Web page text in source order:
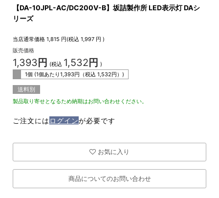
【DA-10JPL-AC/DC200V-B】坂詰製作所 LED表示灯 DAシ
リーズ
当店通常価格 1,815 円(税込1,997 円 )
販売価格
1,393 円 (税込 1,532 円 )
1個 (1個あたり1,393円（税込1,532円）)
送料別
製品取り寄せとなるため納期はお問い合わせください。
ご注文には ログインが必要です
お気に入り
商品についてのお問い合わせ